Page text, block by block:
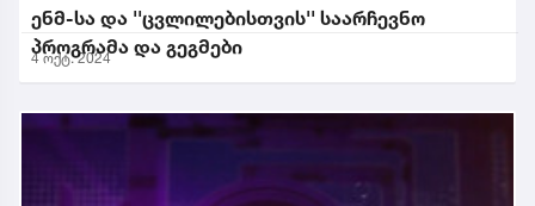
ენმ-სა და ''ცვლილებისთვის'' საარჩევნო
პროგრამა და გეგმები
4 ოქტ. 2024